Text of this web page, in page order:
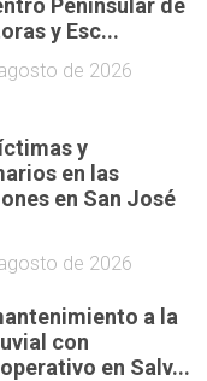
Peninsular de
y Esc...
de 2026
y
en las
en San José
de 2026
a la
con
en Salv...